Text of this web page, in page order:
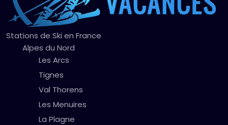
Stations de Ski en France
Alpes du Nord
Les Arcs
Tignes
Val Thorens
Les Menuires
La Plagne